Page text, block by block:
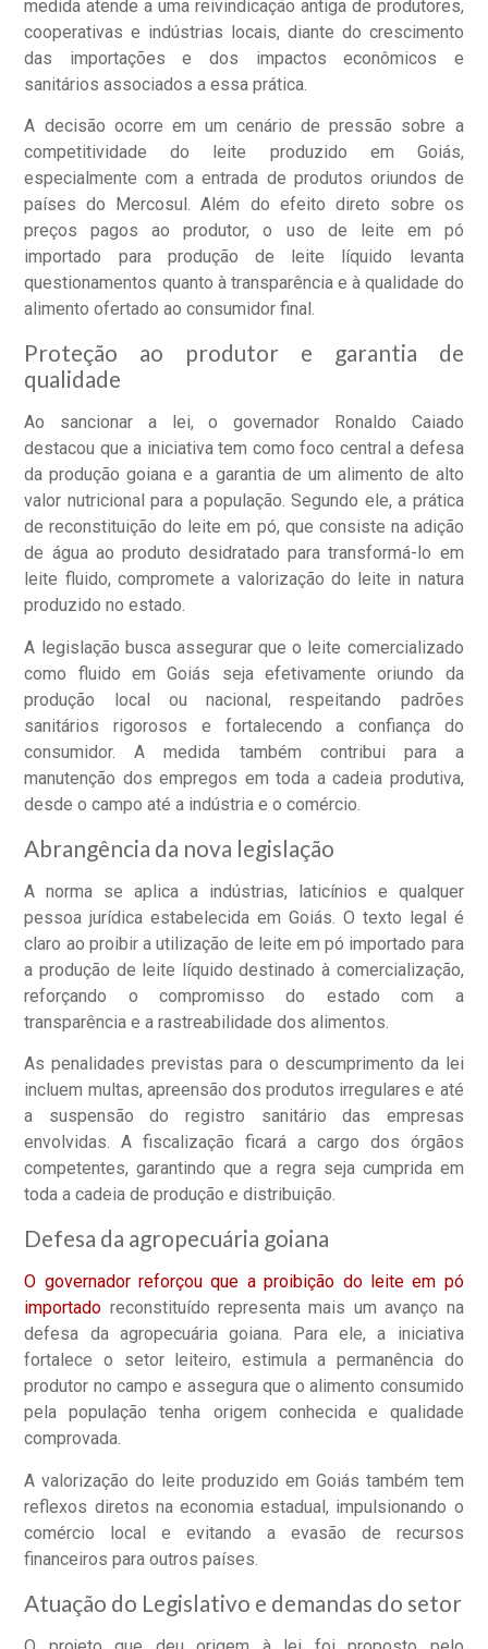
medida atende a uma reivindicação antiga de produtores,
cooperativas e indústrias locais, diante do crescimento
das importações e dos impactos econômicos e
sanitários associados a essa prática.
A decisão ocorre em um cenário de pressão sobre a
competitividade do leite produzido em Goiás,
especialmente com a entrada de produtos oriundos de
países do Mercosul. Além do efeito direto sobre os
preços pagos ao produtor, o uso de leite em pó
importado para produção de leite líquido levanta
questionamentos quanto à transparência e à qualidade do
alimento ofertado ao consumidor final.
Proteção ao produtor e garantia de
qualidade
Ao sancionar a lei, o governador Ronaldo Caiado
destacou que a iniciativa tem como foco central a defesa
da produção goiana e a garantia de um alimento de alto
valor nutricional para a população. Segundo ele, a prática
de reconstituição do leite em pó, que consiste na adição
de água ao produto desidratado para transformá-lo em
leite fluido, compromete a valorização do leite in natura
produzido no estado.
A legislação busca assegurar que o leite comercializado
como fluido em Goiás seja efetivamente oriundo da
produção local ou nacional, respeitando padrões
sanitários rigorosos e fortalecendo a confiança do
consumidor. A medida também contribui para a
manutenção dos empregos em toda a cadeia produtiva,
desde o campo até a indústria e o comércio.
Abrangência da nova legislação
A norma se aplica a indústrias, laticínios e qualquer
pessoa jurídica estabelecida em Goiás. O texto legal é
claro ao proibir a utilização de leite em pó importado para
a produção de leite líquido destinado à comercialização,
reforçando o compromisso do estado com a
transparência e a rastreabilidade dos alimentos.
As penalidades previstas para o descumprimento da lei
incluem multas, apreensão dos produtos irregulares e até
a suspensão do registro sanitário das empresas
envolvidas. A fiscalização ficará a cargo dos órgãos
competentes, garantindo que a regra seja cumprida em
toda a cadeia de produção e distribuição.
Defesa da agropecuária goiana
O governador reforçou que a proibição do leite em pó
importado reconstituído representa mais um avanço na
defesa da agropecuária goiana. Para ele, a iniciativa
fortalece o setor leiteiro, estimula a permanência do
produtor no campo e assegura que o alimento consumido
pela população tenha origem conhecida e qualidade
comprovada.
A valorização do leite produzido em Goiás também tem
reflexos diretos na economia estadual, impulsionando o
comércio local e evitando a evasão de recursos
financeiros para outros países.
Atuação do Legislativo e demandas do setor